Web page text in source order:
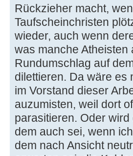
Rückzieher macht,
Taufscheinchristen
wieder, auch wenn
was manche
Rundumschlag auf
dilettieren. Da wäre es
im Vorstand dieser
auzumisten, weil dort
parasitieren. Oder
dem auch sei, wenn
dem nach Ansicht